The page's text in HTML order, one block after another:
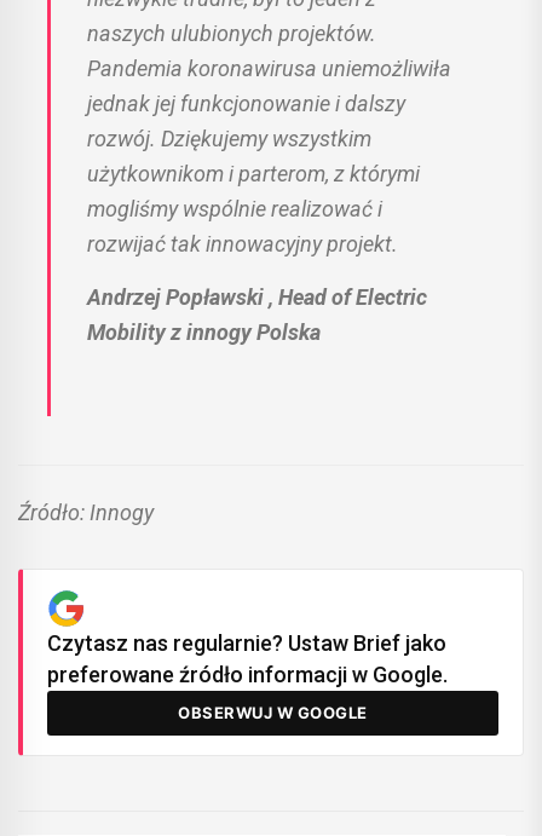
naszych ulubionych projektów.
Pandemia koronawirusa uniemożliwiła
jednak jej funkcjonowanie i dalszy
rozwój. Dziękujemy wszystkim
użytkownikom i parterom, z którymi
mogliśmy wspólnie realizować i
rozwijać tak innowacyjny projekt.
Andrzej Popławski , Head of Electric
Mobility z innogy Polska
Źródło: Innogy
Czytasz nas regularnie? Ustaw Brief jako
preferowane źródło informacji w Google.
OBSERWUJ W GOOGLE